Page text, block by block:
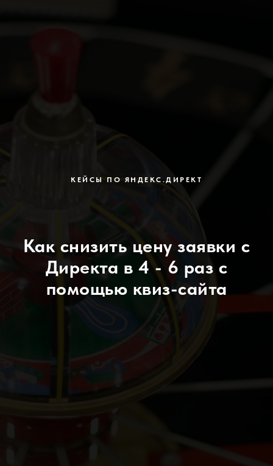
КЕЙСЫ ПО ЯНДЕКС.ДИРЕКТ
Как снизить цену заявки с
Директа в 4 - 6 раз с
помощью квиз-сайта